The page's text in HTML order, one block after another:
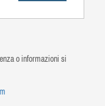
o informazioni si